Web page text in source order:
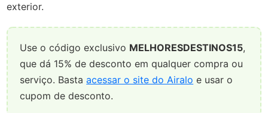
exterior.
Use o código exclusivo MELHORESDESTINOS15,
que dá 15% de desconto em qualquer compra ou
serviço. Bastaacessar o site do Airalo e usar o
cupom de desconto.